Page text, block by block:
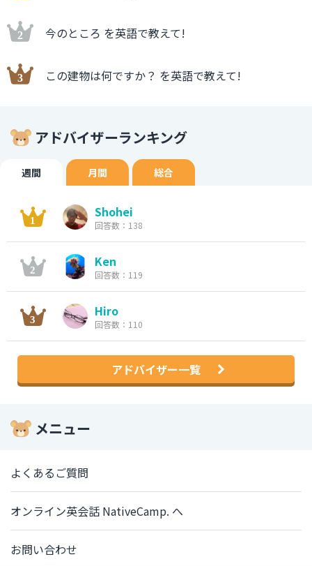
今のところ を英語で教えて!
この建物は何ですか？ を英語で教えて!
アドバイザーランキング
週間 月間 総合
Shohei
回答数：138
Ken
回答数：119
Hiro
回答数：110
アドバイザー一覧
メニュー
よくあるご質問
オンライン英会話 NativeCamp. へ
お問い合わせ